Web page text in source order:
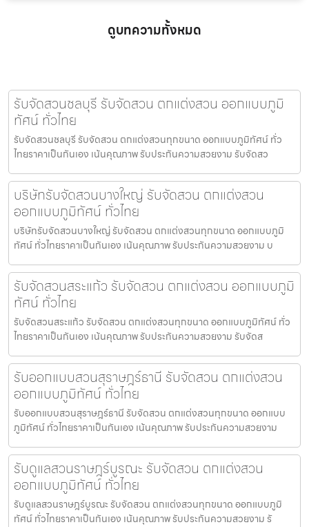
ดูบทความทั้งหมด
รับจัดสวนชลบุรี รับจัดสวน ตกแต่งสวน ออกแบบภูมิ
ทัศน์ ทั่วไทย
รับจัดสวนชลบุรี รับจัดสวน ตกแต่งสวนทุกขนาด ออกแบบภูมิทัศน์ ทั่ว
ไทยราคาเป็นกันเอง เน้นคุณภาพ รับประกันความสวยงาม รับจัดสว
บริษัทรับจัดสวนบางใหญ่ รับจัดสวน ตกแต่งสวน
ออกแบบภูมิทัศน์ ทั่วไทย
บริษัทรับจัดสวนบางใหญ่ รับจัดสวน ตกแต่งสวนทุกขนาด ออกแบบภูมิ
ทัศน์ ทั่วไทยราคาเป็นกันเอง เน้นคุณภาพ รับประกันความสวยงาม บ
รับจัดสวนสระแก้ว รับจัดสวน ตกแต่งสวน ออกแบบภูมิ
ทัศน์ ทั่วไทย
รับจัดสวนสระแก้ว รับจัดสวน ตกแต่งสวนทุกขนาด ออกแบบภูมิทัศน์ ทั่ว
ไทยราคาเป็นกันเอง เน้นคุณภาพ รับประกันความสวยงาม รับจัดส
รับออกแบบสวนสุราษฎร์ธานี รับจัดสวน ตกแต่งสวน
ออกแบบภูมิทัศน์ ทั่วไทย
รับออกแบบสวนสุราษฎร์ธานี รับจัดสวน ตกแต่งสวนทุกขนาด ออกแบบ
ภูมิทัศน์ ทั่วไทยราคาเป็นกันเอง เน้นคุณภาพ รับประกันความสวยงาม
รับดูแลสวนราษฎร์บูรณะ รับจัดสวน ตกแต่งสวน
ออกแบบภูมิทัศน์ ทั่วไทย
รับดูแลสวนราษฎร์บูรณะ รับจัดสวน ตกแต่งสวนทุกขนาด ออกแบบภูมิ
ทัศน์ ทั่วไทยราคาเป็นกันเอง เน้นคุณภาพ รับประกันความสวยงาม รั